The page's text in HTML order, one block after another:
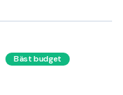
Bäst budget